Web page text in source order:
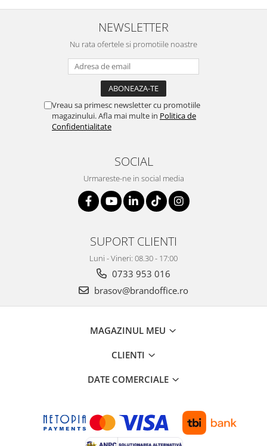
Cabluri si conectivitate
Incarcatoare wireless
Incarcatoare cu fir si auto
Ceasuri smart - Smartwatch
Baterii externe - Powerbanks
Accesorii localizare (FindMy)
Cartuse, tonere, consumabile PC
Suporturi si huse telefoane &
Periferice PC si accesorii
Tehnica si mobilier pentru birou
Laminatoare
Calculatoare de birou
Cosuri de gunoi pentru birou
Scaune, birouri si produse
NEWSLETTER
Nu rata ofertele si promotiile noastre
Vreau sa primesc newsletter cu promotiile
magazinului. Afla mai multe in Politica de
Confidentialitate
SOCIAL
Urmareste-ne in social media
SUPORT CLIENTI
Luni - Vineri: 08.30 - 17:00
0733 953 016
brasov@brandoffice.ro
MAGAZINUL MEU
CLIENTI
DATE COMERCIALE